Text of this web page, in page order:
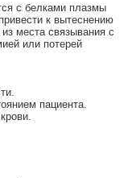
с белками плазмы
к вытеснению
места связывания с
или потерей
пациента.